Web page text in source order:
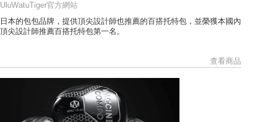
UluWatuTiger官方網站
日本的包包品牌，提供頂尖設計師也推薦的百搭托特包，並榮獲本國內
頂尖設計師推薦百搭托特包第一名。
查看商品